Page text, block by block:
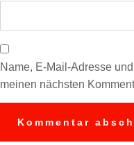
Name, E-Mail-Adresse
meinen nächsten